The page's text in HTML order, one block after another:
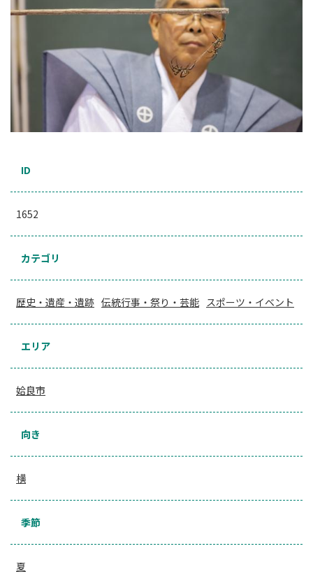
ID
1652
カテゴリ
歴史・遺産・遺跡 伝統行事・祭り・芸能 スポーツ・イベント
エリア
姶良市
向き
横
季節
夏